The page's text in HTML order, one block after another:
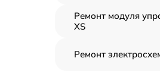
Ремонт модуля
XS
Ремонт